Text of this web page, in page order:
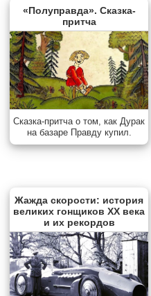
«Полуправда». Сказка-
притча
Сказка-притча о том, как Дурак
на базаре Правду купил.
Жажда скорости: история
великих гонщиков XX века
и их рекордов